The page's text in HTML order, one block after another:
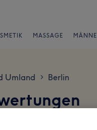
MASSAGE
Umland > Berlin